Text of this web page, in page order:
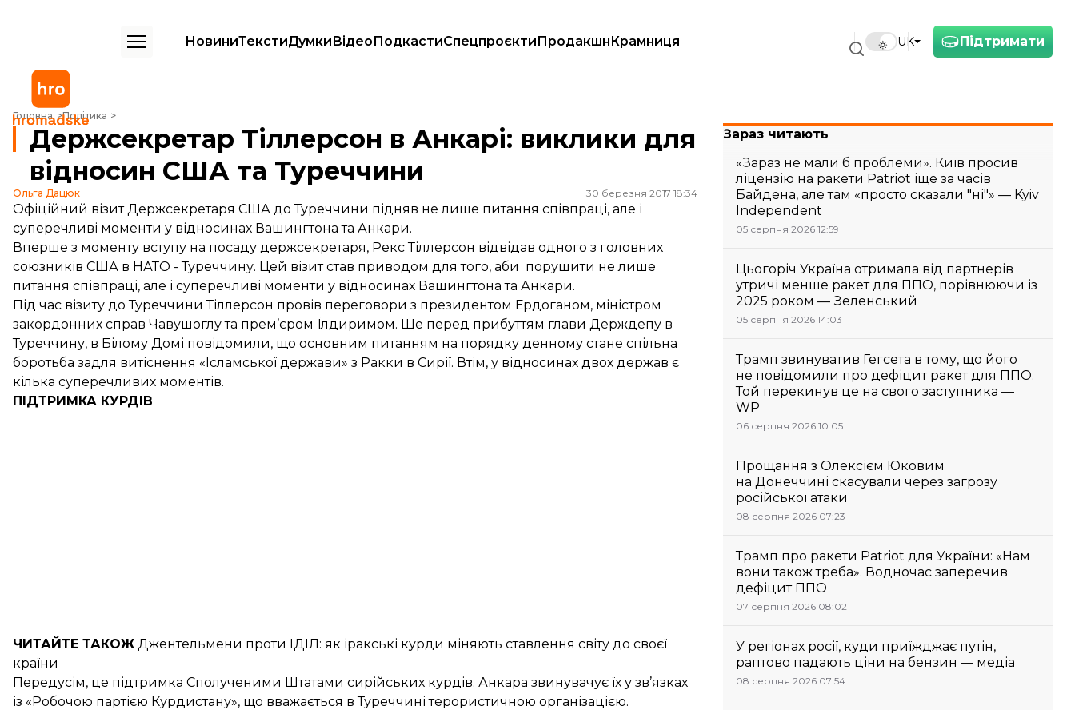
Підтримати
UK
НовиниТекстиДумкиВідеоПодкастиСпецпроєктиПродакшнКрамниця
Головна Політика
Держсекретар Тіллерсон в Анкарі: виклики для відносин США та Туреччини
Держсекретар Тіллерсон в Анкарі: виклики для
відносин США та Туреччини
Ольга Дацюк 30 березня 2017 18:34
Офіційний візит Держсекретаря США до Туреччини підняв не лише питання співпраці, але і
суперечливі моменти у відносинах Вашингтона та Анкари.
Вперше з моменту вступу на посаду держсекретаря, Рекс Тіллерсон відвідав одного з головних
союзників США в НАТО - Туреччину. Цей візит став приводом для того, аби порушити не лише
питання співпраці, але і суперечливі моменти у відносинах Вашингтона та Анкари.
Під час візиту до Туреччини Тіллерсон провів переговори з президентом Ердоганом, міністром
закордонних справ Чавушоглу та прем’єром Їлдиримом. Ще перед прибуттям глави Держдепу в
Туреччину, в Білому Домі повідомили, що основним питанням на порядку денному стане спільна
боротьба задля витіснення «Ісламської держави» з Ракки в Сирії. Втім, у відносинах двох держав є
кілька суперечливих моментів.
ПІДТРИМКА КУРДІВ
ЧИТАЙТЕ ТАКОЖ Джентельмени проти ІДІЛ: як іракські курди міняють ставлення світу до своєї
країни
Передусім, це підтримка Сполученими Штатами сирійських курдів. Анкара звинувачує їх у зв’язках
із «Робочою партією Курдистану», що вважається в Туреччині терористичною організацією.
Зараз читають
«Зараз не мали б проблеми». Київ просив
ліцензію на ракети Patriot іще за часів
Байдена, але там «просто сказали "ні"» — Kyiv
Independent
05 серпня 2026 12:59
Цьогоріч Україна отримала від партнерів
утричі менше ракет для ППО, порівнюючи із
2025 роком — Зеленський
05 серпня 2026 14:03
Трамп звинуватив Гегсета в тому, що його
не повідомили про дефіцит ракет для ППО.
Той перекинув це на свого заступника —
WP
06 серпня 2026 10:05
Прощання з Олексієм Юковим
на Донеччині скасували через загрозу
російської атаки
08 серпня 2026 07:23
Трамп про ракети Patriot для України: «Нам
вони також треба». Водночас заперечив
дефіцит ППО
07 серпня 2026 08:02
У регіонах росії, куди приїжджає путін,
раптово падають ціни на бензин — медіа
08 серпня 2026 07:54